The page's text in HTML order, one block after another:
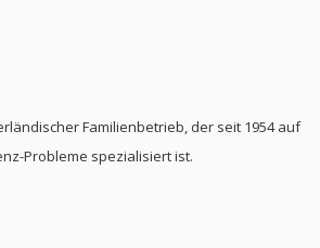
Familienbetrieb, der seit 1954 auf
Probleme spezialisiert ist.